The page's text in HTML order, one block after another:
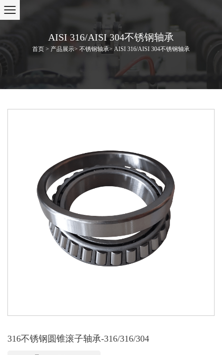
AISI 316/AISI 304不锈钢轴承
首页 > 产品展示> 不锈钢轴承> AISI 316/AISI 304不锈钢轴承
316不锈钢圆锥滚子轴承-316/316/304